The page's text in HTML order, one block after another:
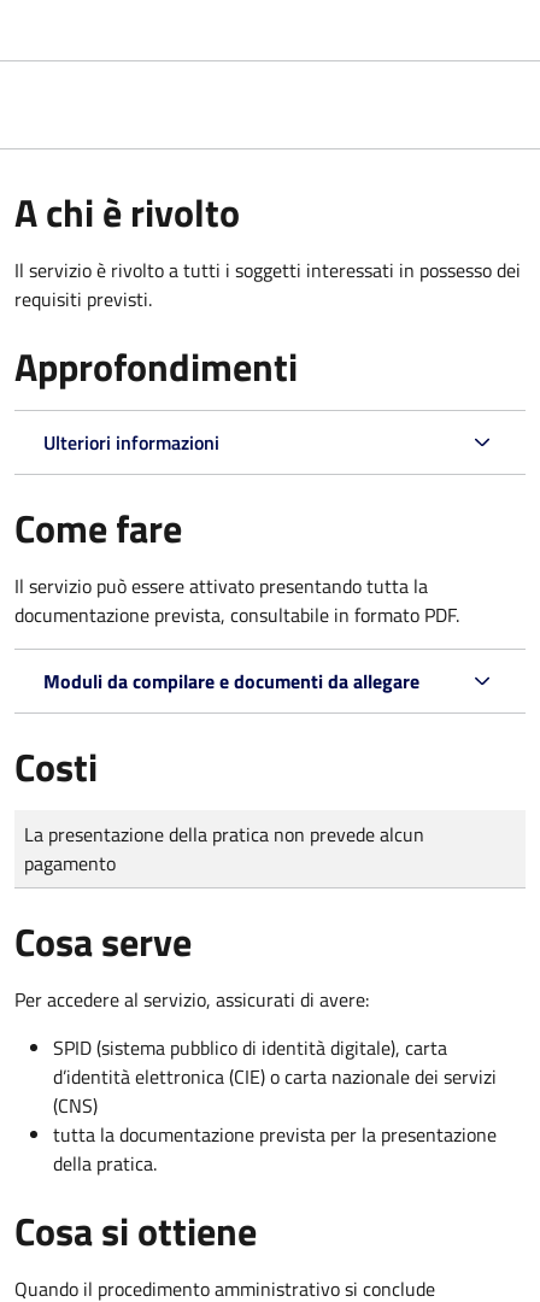
A chi è rivolto
Il servizio è rivolto a tutti i soggetti interessati in possesso dei
requisiti previsti.
Approfondimenti
Ulteriori informazioni
Come fare
Il servizio può essere attivato presentando tutta la
documentazione prevista, consultabile in formato PDF.
Moduli da compilare e documenti da allegare
Costi
Tipo di pagamento
Importo
La presentazione della pratica non prevede alcun
pagamento
Cosa serve
Per accedere al servizio, assicurati di avere:
SPID (sistema pubblico di identità digitale), carta
d’identità elettronica (CIE) o carta nazionale dei servizi
(CNS)
tutta la documentazione prevista per la presentazione
della pratica.
Cosa si ottiene
Quando il procedimento amministrativo si conclude